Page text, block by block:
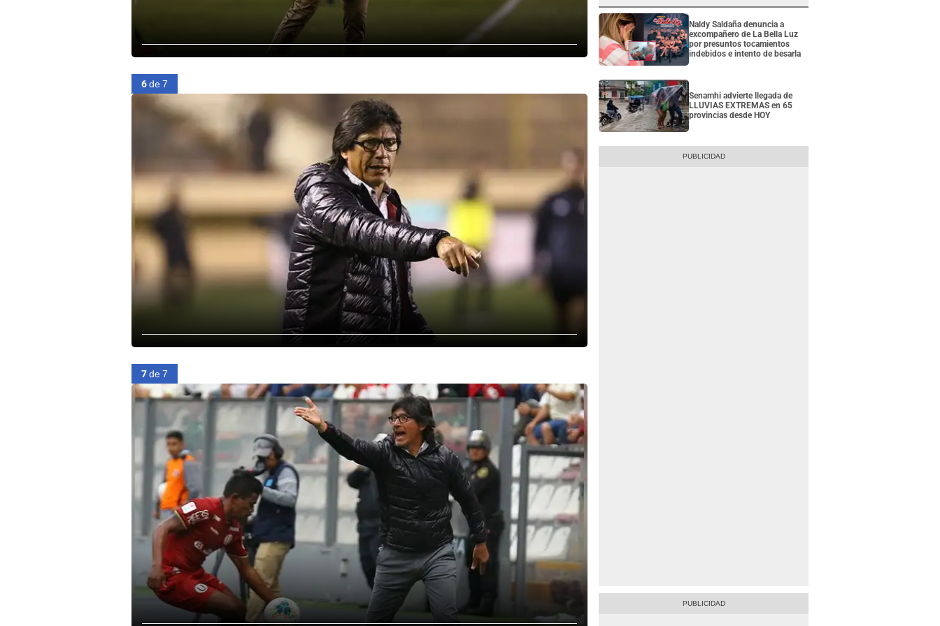
6de 7
7de 7
Naldy Saldaña denuncia a
excompañero de La Bella Luz
por presuntos tocamientos
indebidos e intento de besarla
Senamhi advierte llegada de
LLUVIAS EXTREMAS en 65
provincias desde HOY